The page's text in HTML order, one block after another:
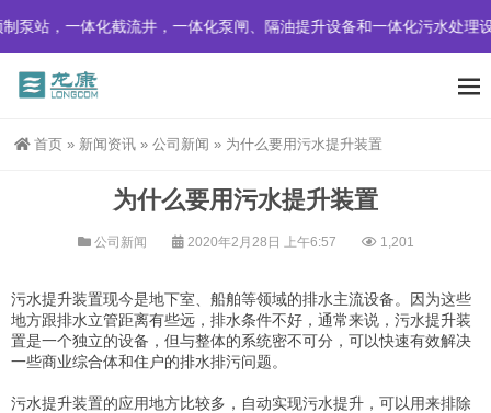
站，一体化截流井，一体化泵闸、隔油提升设备和一体化污水处理
首页 » 新闻资讯 » 公司新闻 » 为什么要用污水提升装置
为什么要用污水提升装置
公司新闻 2020年2月28日 上午6:57 1,201
污水提升装置现今是地下室、船舶等领域的排水主流设备。因为这些
地方跟排水立管距离有些远，排水条件不好，通常来说，污水提升装
置是一个独立的设备，但与整体的系统密不可分，可以快速有效解决
一些商业综合体和住户的排水排污问题。
污水提升装置的应用地方比较多，自动实现污水提升，可以用来排除